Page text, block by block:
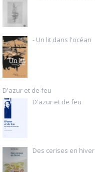
- Un lit dans l'océan
D'azur et de feu
D'azur et de feu
Des cerises en hiver